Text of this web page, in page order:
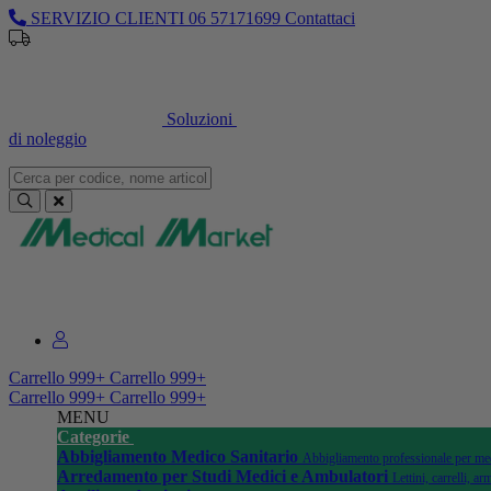
SERVIZIO CLIENTI 06 57171699 Contattaci
Soluzioni
di noleggio
Carrello 999+ Carrello 999+
Carrello 999+ Carrello 999+
MENU
Categorie
Abbigliamento Medico Sanitario Abbigliamento professionale per
Arredamento per Studi Medici e Ambulatori Lettini, carrelli,